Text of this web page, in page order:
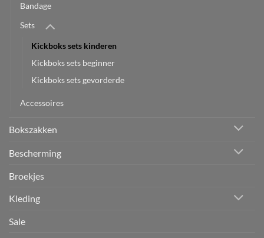
Bandage
Sets
Kickboks sets kinderen
Kickboks sets beginner
Kickboks sets gevorderde
Accessoires
Bokszakken
Bescherming
Broekjes
Kleding
Sale